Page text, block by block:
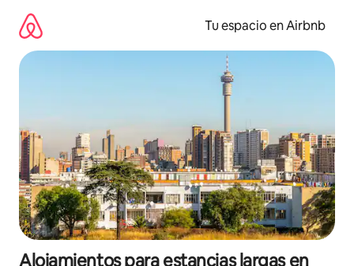
contenido
Tu espacio en Airbnb
Alojamientos para estancias largas en